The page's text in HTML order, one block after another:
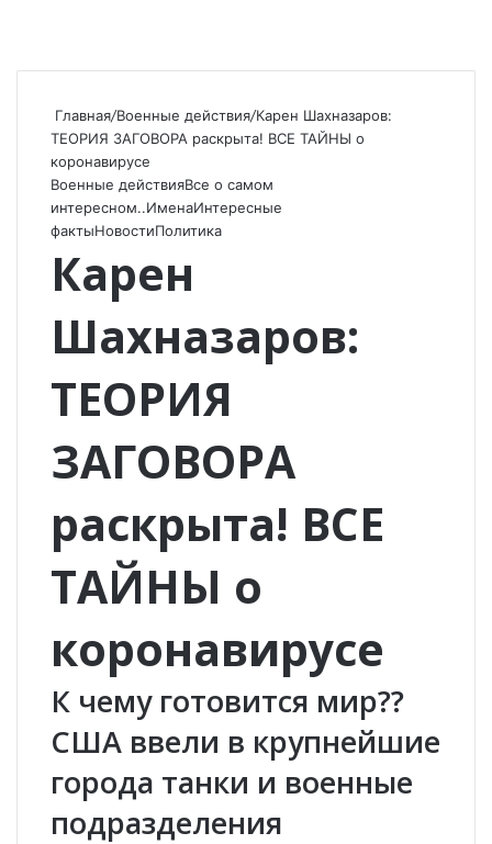
Главная/Военные действия/Карен Шахназаров:
ТЕОРИЯ ЗАГОВОРА раскрыта! ВСЕ ТАЙНЫ о
коронавирусе
Военные действияВсе о самом
интересном..ИменаИнтересные
фактыНовостиПолитика
Карен
Шахназаров:
ТЕОРИЯ
ЗАГОВОРА
раскрыта! ВСЕ
ТАЙНЫ о
коронавирусе
К чему готовится мир??
США ввели в крупнейшие
города танки и военные
подразделения